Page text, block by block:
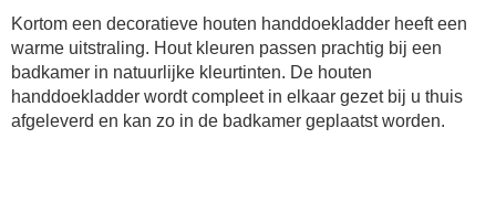
Kortom een decoratieve houten handdoekladder heeft een
warme uitstraling. Hout kleuren passen prachtig bij een
badkamer in natuurlijke kleurtinten. De houten
handdoekladder wordt compleet in elkaar gezet bij u thuis
afgeleverd en kan zo in de badkamer geplaatst worden.